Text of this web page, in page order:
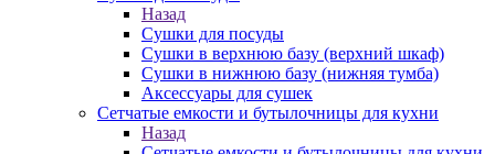
Назад
Сушки для посуды
Сушки в верхнюю базу (верхний шкаф)
Сушки в нижнюю базу (нижняя тумба)
Аксессуары для сушек
Сетчатые емкости и бутылочницы для кухни
Назад